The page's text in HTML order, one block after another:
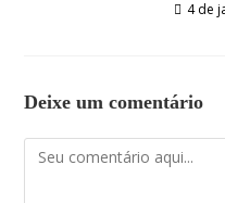
4 de
Deixe um comentário